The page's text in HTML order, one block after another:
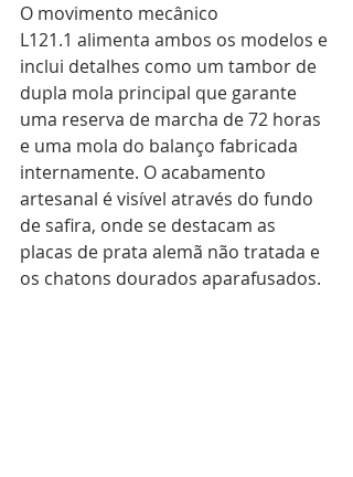
O movimento mecânico
L121.1 alimenta ambos os modelos e
inclui detalhes como um tambor de
dupla mola principal que garante
uma reserva de marcha de 72 horas
e uma mola do balanço fabricada
internamente. O acabamento
artesanal é visível através do fundo
de safira, onde se destacam as
placas de prata alemã não tratada e
os chatons dourados aparafusados.